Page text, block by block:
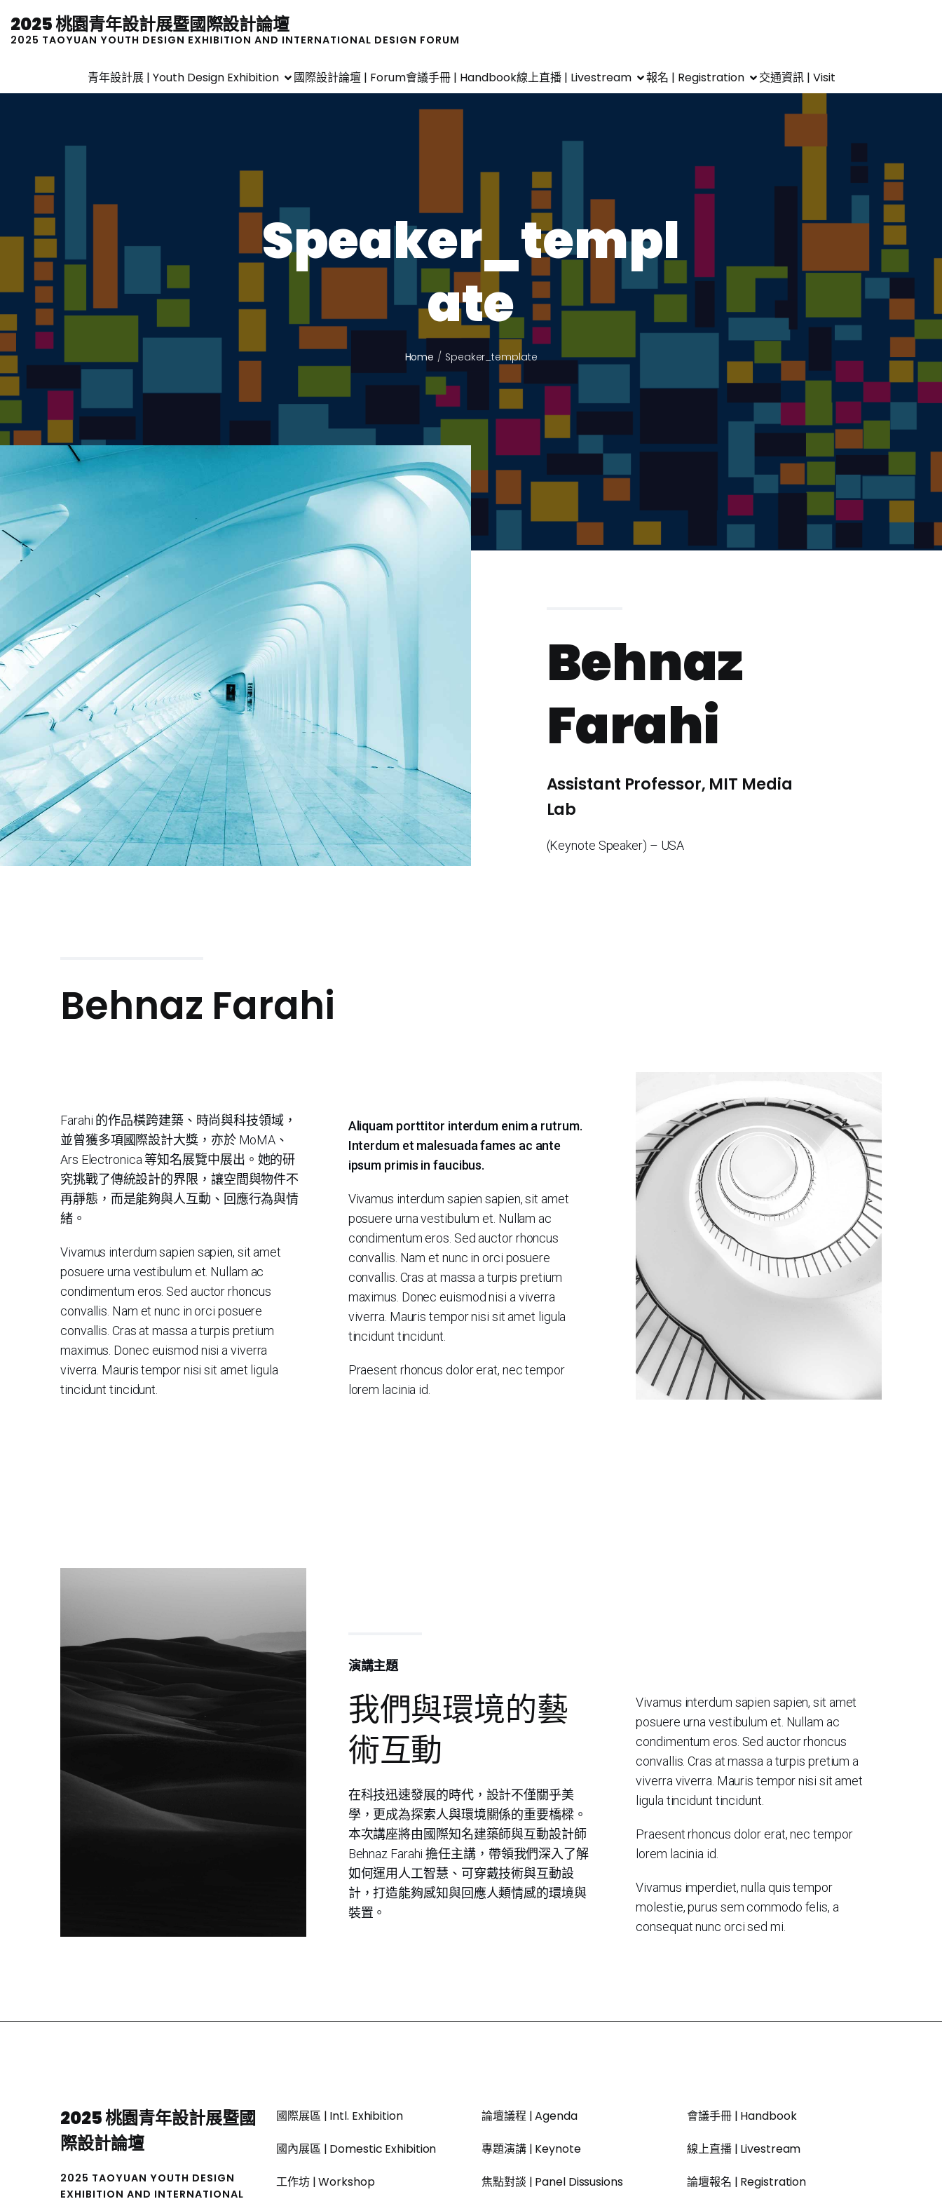
2025 桃園青年設計展暨國際設計論壇
2025 TAOYUAN YOUTH DESIGN EXHIBITION AND INTERNATIONAL DESIGN FORUM
青年設計展 | Youth Design Exhibition 國際設計論壇 | Forum會議手冊 | Handbook線上直播 | Livestream 報名 | Registration 交通資訊 | Visit
Speaker_templ
ate
Home Speaker_template
Behnaz
Farahi
Assistant Professor, MIT Media
Lab
(Keynote Speaker) – USA
Behnaz Farahi
Farahi 的作品橫跨建築、時尚與科技領域，
並曾獲多項國際設計大獎，亦於 MoMA、
Ars Electronica 等知名展覽中展出。她的研
究挑戰了傳統設計的界限，讓空間與物件不
再靜態，而是能夠與人互動、回應行為與情
緒。
Vivamus interdum sapien sapien, sit amet
posuere urna vestibulum et. Nullam ac
condimentum eros. Sed auctor rhoncus
convallis. Nam et nunc in orci posuere
convallis. Cras at massa a turpis pretium
maximus. Donec euismod nisi a viverra
viverra. Mauris tempor nisi sit amet ligula
tincidunt tincidunt.
Aliquam porttitor interdum enim a rutrum.
Interdum et malesuada fames ac ante
ipsum primis in faucibus.
Vivamus interdum sapien sapien, sit amet
posuere urna vestibulum et. Nullam ac
condimentum eros. Sed auctor rhoncus
convallis. Nam et nunc in orci posuere
convallis. Cras at massa a turpis pretium
maximus. Donec euismod nisi a viverra
viverra. Mauris tempor nisi sit amet ligula
tincidunt tincidunt.
Praesent rhoncus dolor erat, nec tempor
lorem lacinia id.
演講主題
我們與環境的藝
術互動
在科技迅速發展的時代，設計不僅關乎美
學，更成為探索人與環境關係的重要橋樑。
本次講座將由國際知名建築師與互動設計師
Behnaz Farahi 擔任主講，帶領我們深入了解
如何運用人工智慧、可穿戴技術與互動設
計，打造能夠感知與回應人類情感的環境與
裝置。
Vivamus interdum sapien sapien, sit amet
posuere urna vestibulum et. Nullam ac
condimentum eros. Sed auctor rhoncus
convallis. Cras at massa a turpis pretium a
viverra viverra. Mauris tempor nisi sit amet
ligula tincidunt tincidunt.
Praesent rhoncus dolor erat, nec tempor
lorem lacinia id.
Vivamus imperdiet, nulla quis tempor
molestie, purus sem commodo felis, a
consequat nunc orci sed mi.
2025 桃園青年設計展暨國
際設計論壇
2025 TAOYUAN YOUTH DESIGN
EXHIBITION AND INTERNATIONAL
國際展區 | Intl. Exhibition
國內展區 | Domestic Exhibition
工作坊 | Workshop
論壇議程 | Agenda
專題演講 | Keynote
焦點對談 | Panel Dissusions
會議手冊 | Handbook
線上直播 | Livestream
論壇報名 | Registration